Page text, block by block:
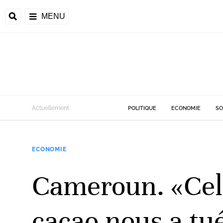
MENU
Actuellement POLITIQUE ECONOMIE
ECONOMIE
Cameroun.